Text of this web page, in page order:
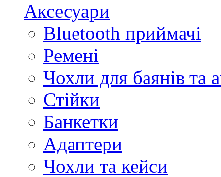
Аксесуари
Bluetooth приймачі
Ремені
Чохли для баянів та
Стійки
Банкетки
Адаптери
Чохли та кейси